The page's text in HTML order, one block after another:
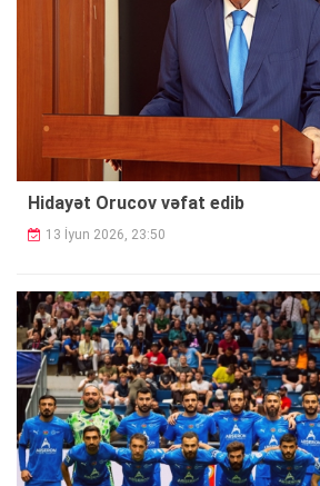
Hidayət Orucov vəfat edib
13 İyun 2026, 23:50